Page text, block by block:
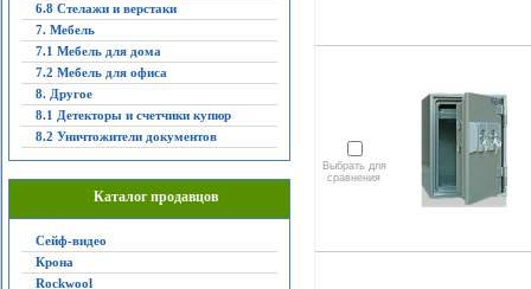
6.8 Стелажи и верстаки
7. Мебель
7.1 Мебель для дома
7.2 Мебель для офиса
8. Другое
8.1 Детекторы и счетчики купюр
8.2 Уничтожители документов
Каталог продавцов
Сейф-видео
Крона
Rockwool
Выбрать для
сравнения